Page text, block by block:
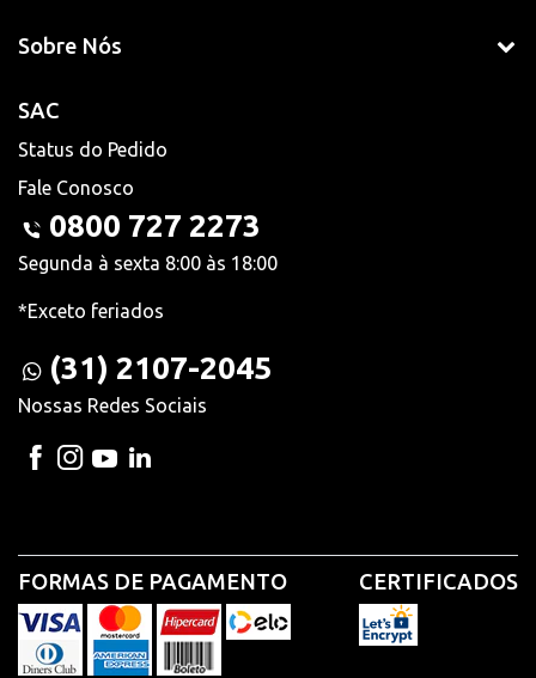
Sobre Nós
SAC
Status do Pedido
Fale Conosco
0800 727 2273
Segunda à sexta 8:00 às 18:00
*Exceto feriados
(31) 2107-2045
Nossas Redes Sociais
FORMAS DE PAGAMENTO CERTIFICADOS